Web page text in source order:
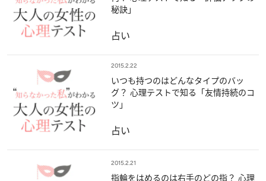
秘訣」
占い
2015.2.22
いつも持つのはどんなタイプのバッ
グ？ 心理テストで知る「友情持続のコ
ツ」
占い
2015.2.21
指輪をはめるのは右手のどの指？ 心理